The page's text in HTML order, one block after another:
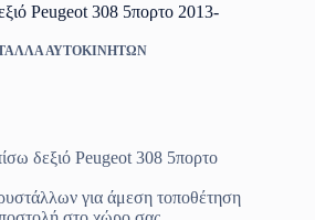
Peugeot 308 5πορτο 2013-
ΑΥΤΟΚΙΝΉΤΩΝ
δεξιό Peugeot 308 5πορτο
για άμεση τοποθέτηση